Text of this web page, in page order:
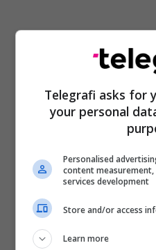
Aleksandar Vuçiq Serbia
Telegrafi asks for
your personal
Personalised
content measurement,
services development
Store and/or access
Learn more